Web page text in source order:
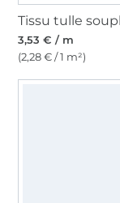
3,53 € / m
(2,28 € / 1 m²)